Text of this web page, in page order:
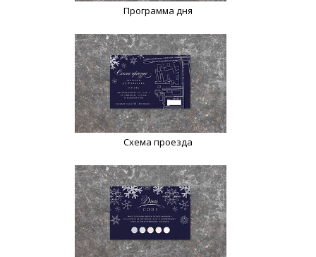
Программа дня
Схема проезда